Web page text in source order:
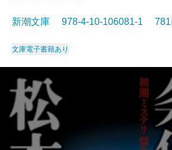
新潮文庫 978-4-10-106081-1
文庫電子書籍あり